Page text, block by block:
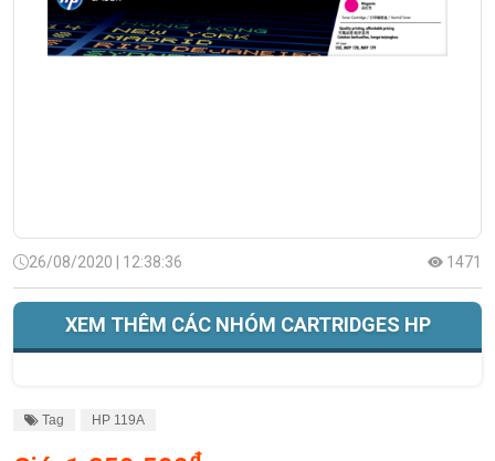
26/08/2020 | 12:38:36 1471
XEM THÊM CÁC NHÓM CARTRIDGES HP
Tag HP 119A